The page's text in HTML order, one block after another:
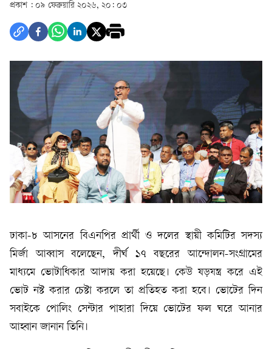
প্রকাশ : ০৯ ফেব্রুয়ারি ২০২৬, ২০: ০৩
ঢাকা-৮ আসনের বিএনপির প্রার্থী ও দলের স্থায়ী কমিটির সদস্য
মির্জা আব্বাস বলেছেন, দীর্ঘ ১৭ বছরের আন্দোলন-সংগ্রামের
মাধ্যমে ভোটাধিকার আদায় করা হয়েছে। কেউ ষড়যন্ত্র করে এই
ভোট নষ্ট করার চেষ্টা করলে তা প্রতিহত করা হবে। ভোটের দিন
সবাইকে পোলিং সেন্টার পাহারা দিয়ে ভোটের ফল ঘরে আনার
আহ্বান জানান তিনি।